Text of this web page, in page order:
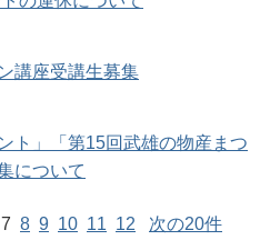
講座受講生募集
ト」「第15回武雄の物産まつ
について
7 8 9 10 11 12 次の20件